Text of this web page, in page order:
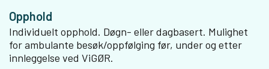
Opphold
Individuelt opphold. Døgn- eller dagbasert. Mulighet
for ambulante besøk/oppfølging før, under og etter
innleggelse ved ViGØR.